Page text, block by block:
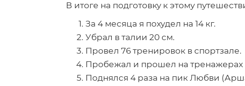
В итоге на подготовку к этому
За 4 месяца я похудел на 14 кг.
Убрал в талии 20 см.
Провел 76 тренировок в спортзале.
Пробежал и прошел на тренажерах
Поднялся 4 раза на пик Любви